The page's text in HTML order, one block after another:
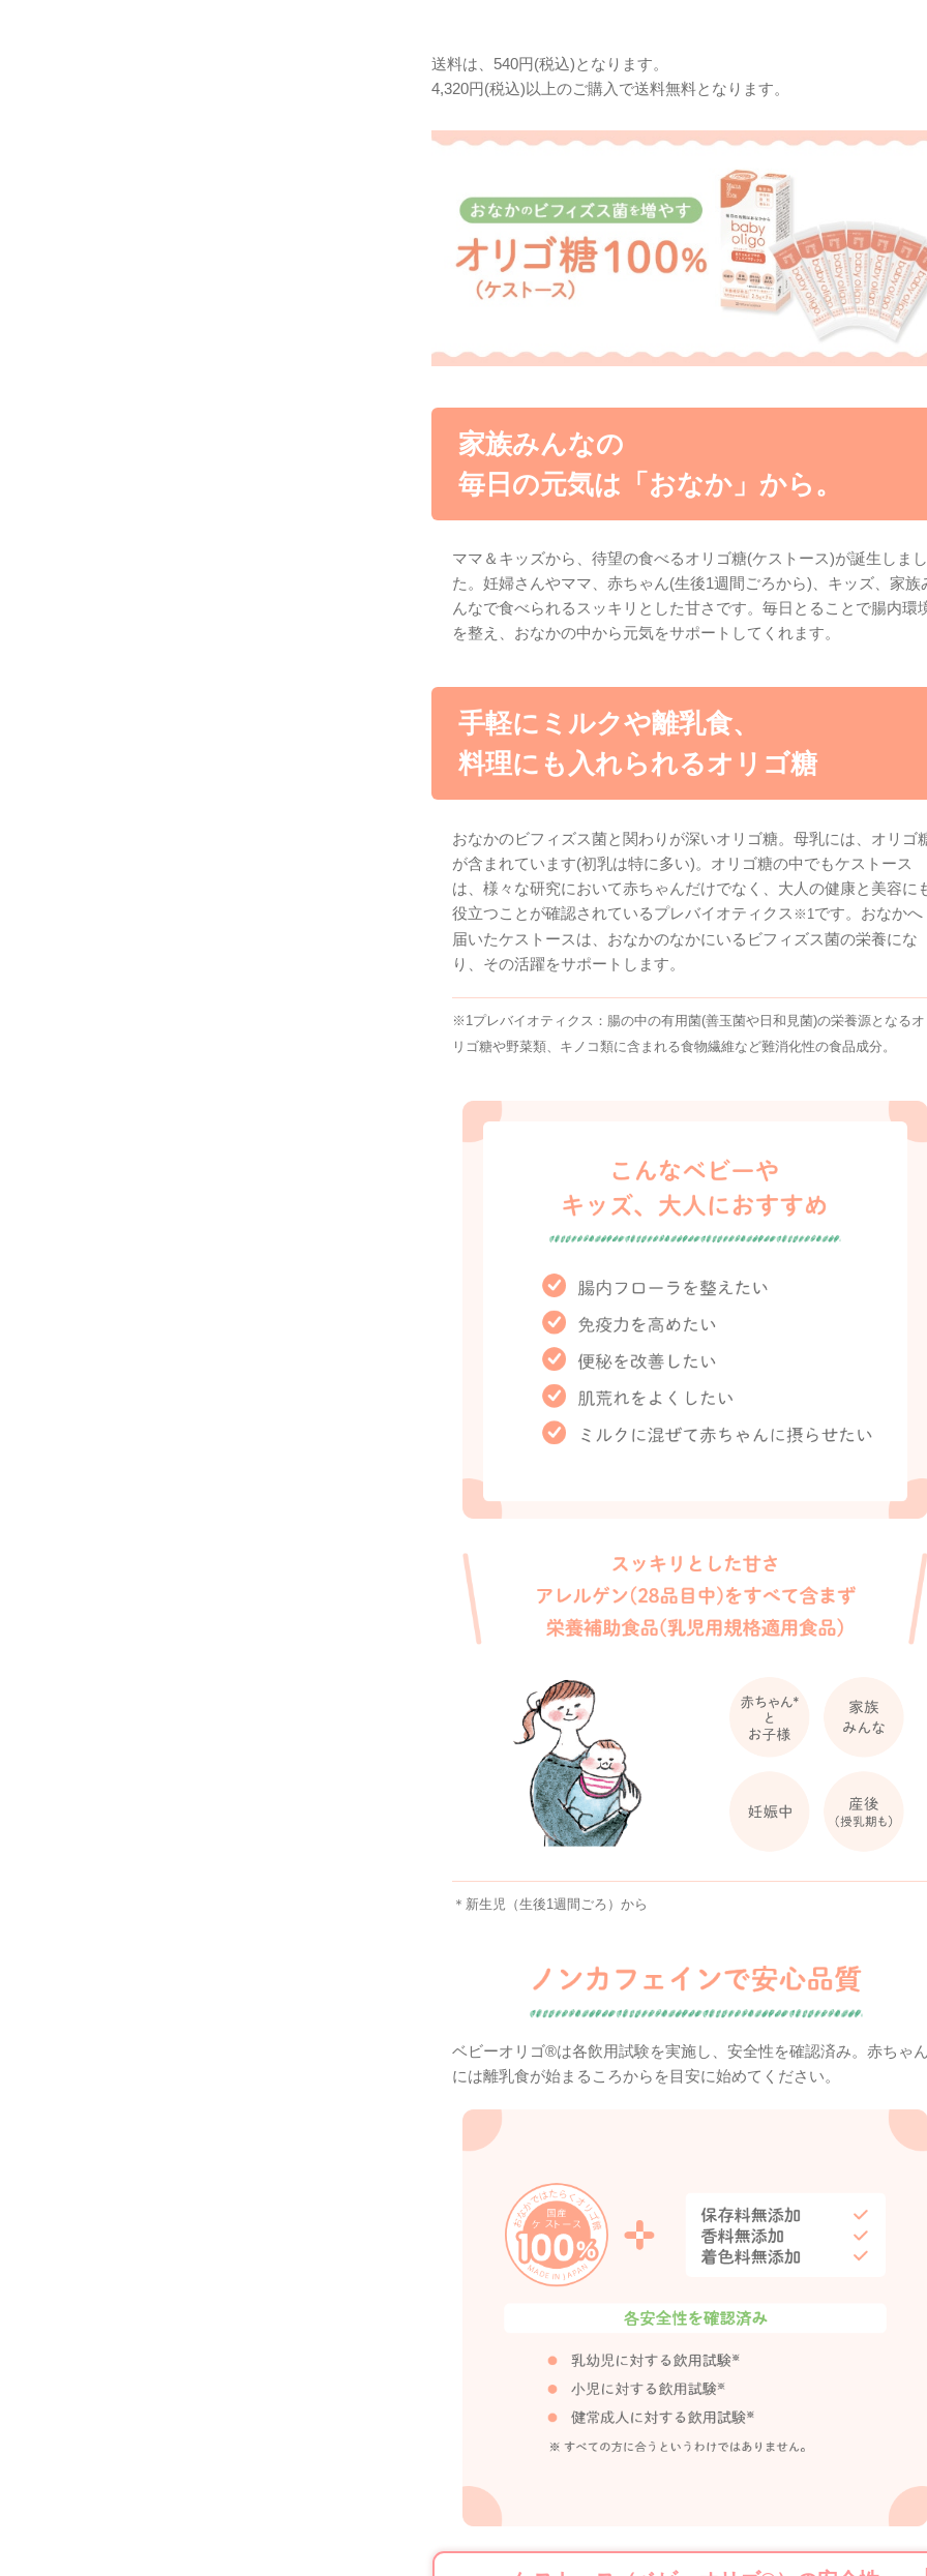
送料は、540円(税込)となります。
4,320円(税込)以上のご購入で送料無料となります。
家族みんなの
毎日の元気は「おなか」から。
ママ＆キッズから、待望の食べるオリゴ糖(ケストース)が誕生しま
た。妊婦さんやママ、赤ちゃん(生後1週間ごろから)、キッズ、家族
んなで食べられるスッキリとした甘さです。毎日とることで腸内環
を整え、おなかの中から元気をサポートしてくれます。
手軽にミルクや離乳食、
料理にも入れられるオリゴ糖
おなかのビフィズス菌と関わりが深いオリゴ糖。母乳には、オリゴ
が含まれています(初乳は特に多い)。オリゴ糖の中でもケストース
は、様々な研究において赤ちゃんだけでなく、大人の健康と美容に
役立つことが確認されているプレバイオティクス ※1 です。おなかへ
届いたケストースは、おなかのなかにいるビフィズス菌の栄養にな
り、その活躍をサポートします。
※1プレバイオティクス：腸の中の有用菌(善玉菌や日和見菌)の栄養源となるオ
リゴ糖や野菜類、キノコ類に含まれる食物繊維など難消化性の食品成分。
＊新生児（生後1週間ごろ）から
ベビーオリゴ®は各飲用試験を実施し、安全性を確認済み。赤ちゃ
には離乳食が始まるころからを目安に始めてください。